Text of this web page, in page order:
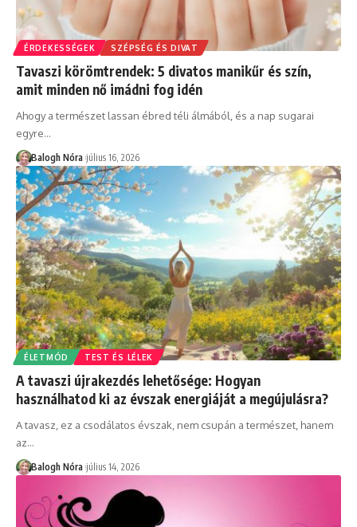
ÉRDEKESSÉGEK SZÉPSÉG ÉS DIVAT
Tavaszi körömtrendek: 5 divatos manikűr és szín,
amit minden nő imádni fog idén
Ahogy a természet lassan ébred téli álmából, és a nap sugarai
egyre…
Balogh Nóra július 16, 2026
ÉLETMÓD TEST ÉS LÉLEK
A tavaszi újrakezdés lehetősége: Hogyan
használhatod ki az évszak energiáját a megújulásra?
A tavasz, ez a csodálatos évszak, nem csupán a természet, hanem
az…
Balogh Nóra július 14, 2026